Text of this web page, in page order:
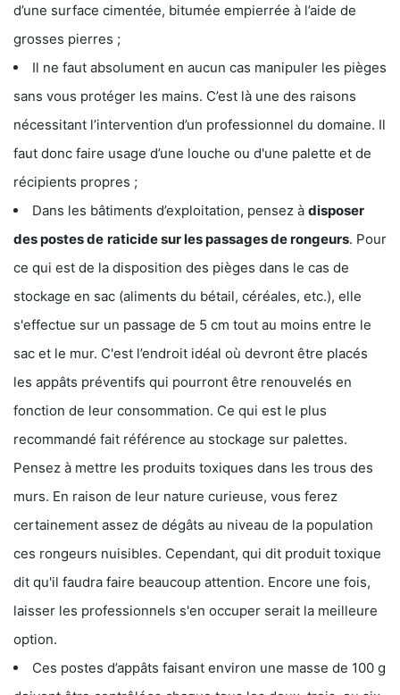
d’une surface cimentée, bitumée empierrée à l’aide de
grosses pierres ;
Il ne faut absolument en aucun cas manipuler les pièges
sans vous protéger les mains. C’est là une des raisons
nécessitant l’intervention d’un professionnel du domaine. Il
faut donc faire usage d’une louche ou d'une palette et de
récipients propres ;
Dans les bâtiments d’exploitation, pensez à disposer
des postes de raticide sur les passages de rongeurs. Pour
ce qui est de la disposition des pièges dans le cas de
stockage en sac (aliments du bétail, céréales, etc.), elle
s'effectue sur un passage de 5 cm tout au moins entre le
sac et le mur. C'est l’endroit idéal où devront être placés
les appâts préventifs qui pourront être renouvelés en
fonction de leur consommation. Ce qui est le plus
recommandé fait référence au stockage sur palettes.
Pensez à mettre les produits toxiques dans les trous des
murs. En raison de leur nature curieuse, vous ferez
certainement assez de dégâts au niveau de la population
ces rongeurs nuisibles. Cependant, qui dit produit toxique
dit qu'il faudra faire beaucoup attention. Encore une fois,
laisser les professionnels s'en occuper serait la meilleure
option.
Ces postes d’appâts faisant environ une masse de 100 g